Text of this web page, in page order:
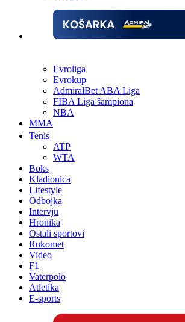
Evroliga
Evrokup
AdmiralBet ABA Liga
FIBA Liga šampiona
NBA
MMA
Tenis
ATP
WTA
Boks
Kladionica
Lifestyle
Odbojka
Intervju
Hronika
Ostali sportovi
Rukomet
Video
F1
Vaterpolo
Atletika
E-sports